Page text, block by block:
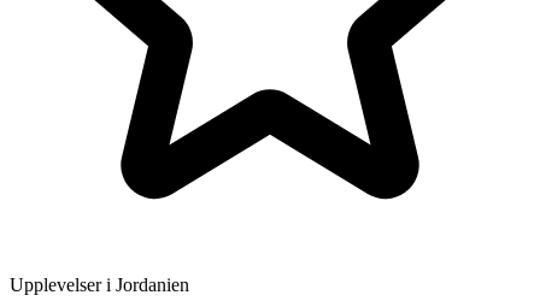
Upplevelser i Jordanien